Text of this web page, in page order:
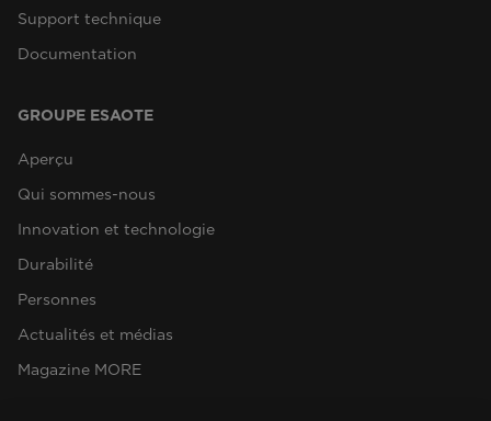
Support technique
Documentation
GROUPE ESAOTE
Aperçu
Qui sommes-nous
Innovation et technologie
Durabilité
Personnes
Actualités et médias
Magazine MORE